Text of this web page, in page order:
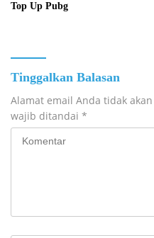
Top Up Pubg
Tinggalkan Balasan
Alamat email Anda tidak
wajib ditandai *